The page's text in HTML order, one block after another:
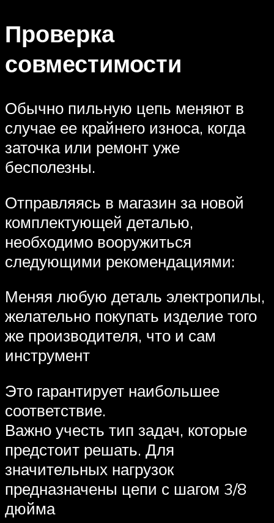
Проверка
совместимости
Обычно пильную цепь меняют в
случае ее крайнего износа, когда
заточка или ремонт уже
бесполезны.
Отправляясь в магазин за новой
комплектующей деталью,
необходимо вооружиться
следующими рекомендациями:
Меняя любую деталь электропилы,
желательно покупать изделие того
же производителя, что и сам
инструмент
Это гарантирует наибольшее
соответствие.
Важно учесть тип задач, которые
предстоит решать. Для
значительных нагрузок
предназначены цепи с шагом 3/8
дюйма